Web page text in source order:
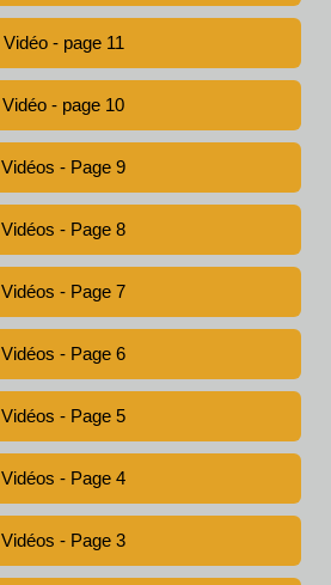
Vidéo - page 11
Vidéo - page 10
Vidéos - Page 9
Vidéos - Page 8
Vidéos - Page 7
Vidéos - Page 6
Vidéos - Page 5
Vidéos - Page 4
Vidéos - Page 3